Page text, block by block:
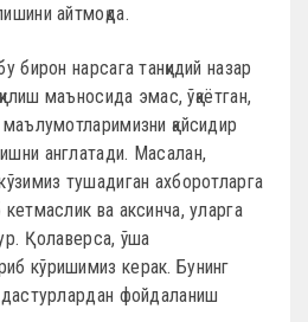
айтмоқда.
бирон нарсага танқидий назар
маъносида эмас, ўқаётган,
қайсидир
англатади. Масалан,
тушадиган ахборотларга
ва аксинча, уларга
Қолаверса, ўша
кўришимиз керак. Бунинг
фойдаланиш